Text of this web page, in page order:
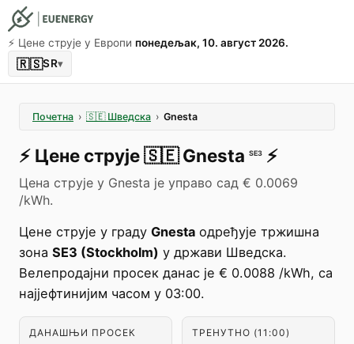
⚡️ Цене струје у Европи понедељак, 10. август 2026.
🇷🇸SR▾
Почетна › 🇸🇪 Шведска › Gnesta
⚡️ Цене струје🇸🇪 Gnesta SE3 ⚡️
Цена струје у Gnesta је управо сад € 0.0069
/kWh.
Цене струје у граду Gnesta одређује тржишна
зона SE3 (Stockholm) у држави Шведска.
Велепродајни просек данас је € 0.0088 /kWh, са
најјефтинијим часом у 03:00.
ДАНАШЊИ ПРОСЕК ТРЕНУТНО (11:00)